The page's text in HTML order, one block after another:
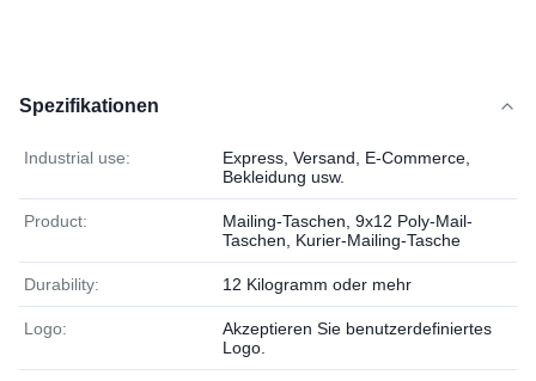
Spezifikationen
Industrial use:
Express, Versand, E-Commerce,
Bekleidung usw.
Product:
Mailing-Taschen, 9x12 Poly-Mail-
Taschen, Kurier-Mailing-Tasche
Durability: 12 Kilogramm oder mehr
Logo:
Akzeptieren Sie benutzerdefiniertes
Logo.